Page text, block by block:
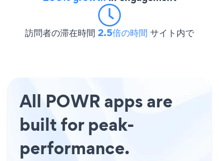
訪問者の滞在時間 2.5倍の時間 サイト内で
All POWR apps are
built for peak-
performance.